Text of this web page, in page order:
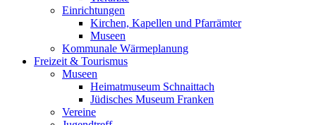
Einrichtungen
Kirchen, Kapellen und Pfarrämter
Museen
Kommunale Wärmeplanung
Freizeit & Tourismus
Museen
Heimatmuseum Schnaittach
Jüdisches Museum Franken
Vereine